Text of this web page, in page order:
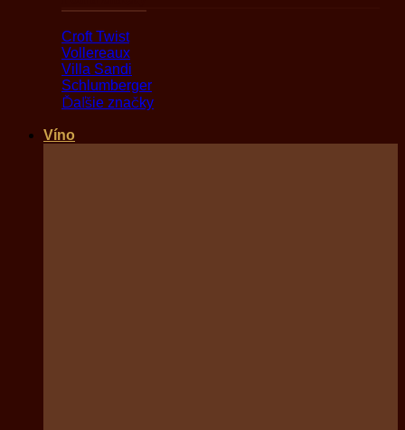
Croft Twist
Vollereaux
Villa Sandi
Schlumberger
Ďaľšie značky
Víno